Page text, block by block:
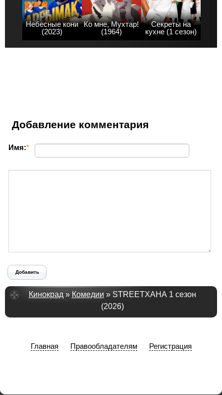
Небесные кони
(2023)
Ко мне, Мухтар!
(1964)
Секреты на
кухне (1 сезон)
Добавление комментария
Имя:*
Добавить
Кинокрад » Комедии » STREETХАНА 1 сезон
(2026)
Главная Правообладателям Регистрация